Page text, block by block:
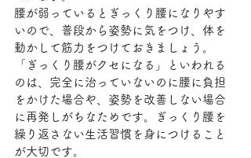
腰が弱っているとぎっくり腰になりやす
いので、普段から姿勢に気をつけ、体を
動かして筋力をつけておきましょう。
「ぎっくり腰がクセになる」といわれる
のは、完全に治っていないのに腰に負担
をかけた場合や、姿勢を改善しない場合
に再発しがちなためです。ぎっくり腰を
繰り返さない生活習慣を身につけること
が大切です。